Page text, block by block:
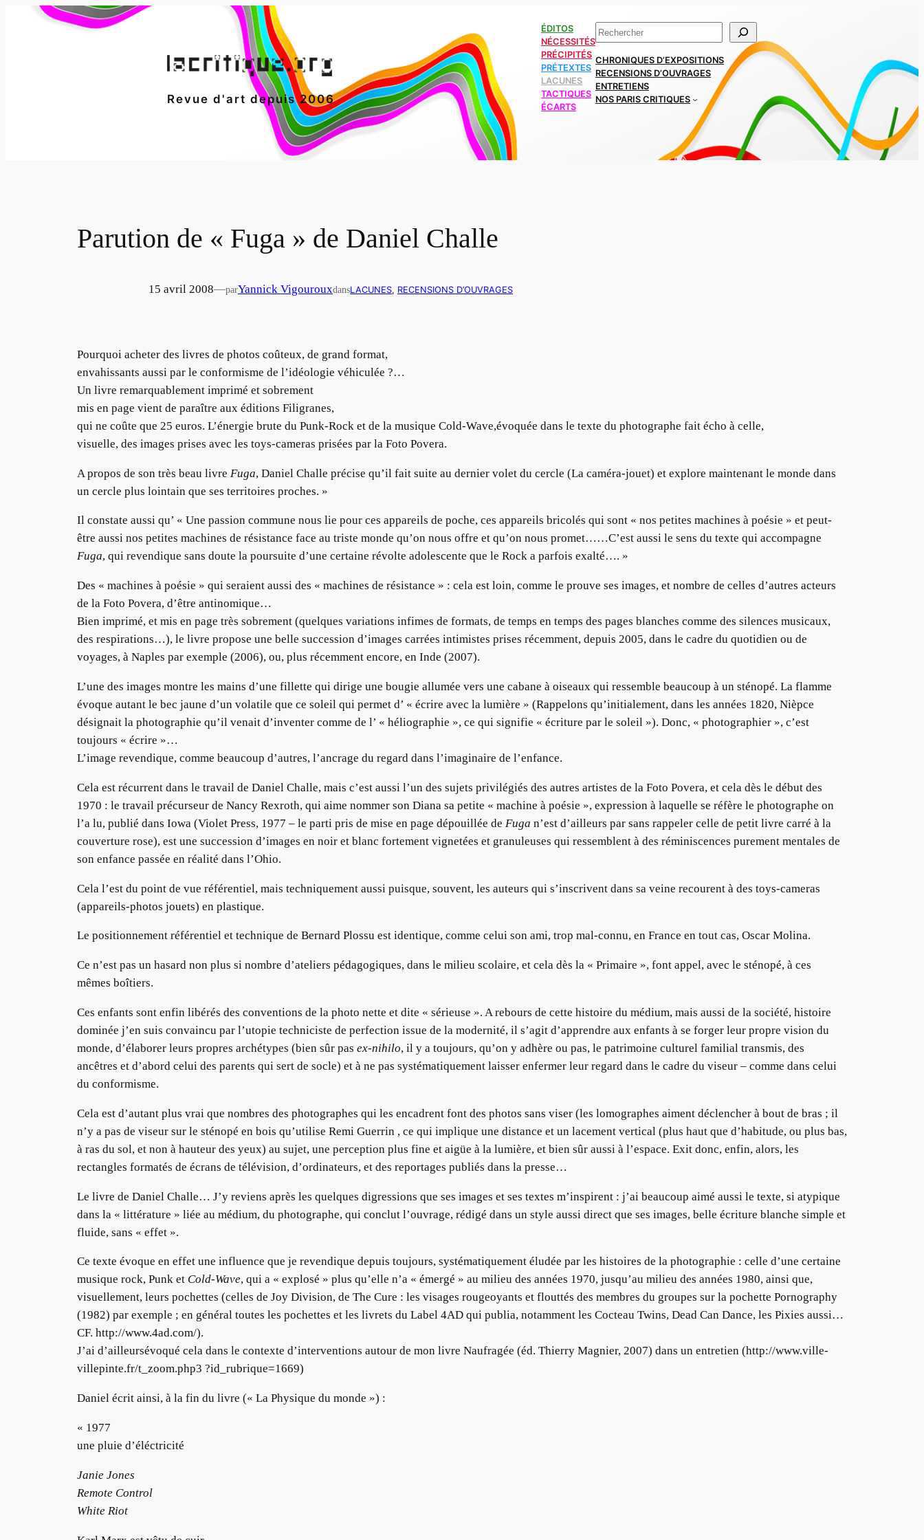
Revue d'art depuis 2006
ÉDITOS
NÉCESSITÉS
PRÉCIPITÉS
PRÉTEXTES
LACUNES
TACTIQUES
ÉCARTS
Rechercher
CHRONIQUES D’EXPOSITIONS
RECENSIONS D’OUVRAGES
ENTRETIENS
NOS PARIS CRITIQUES
Parution de « Fuga » de Daniel Challe
15 avril 2008—parYannick VigourouxdansLACUNES, RECENSIONS D’OUVRAGES
Pourquoi acheter des livres de photos coûteux, de grand format,
envahissants aussi par le conformisme de l’idéologie véhiculée ?…
Un livre remarquablement imprimé et sobrement
mis en page vient de paraître aux éditions Filigranes,
qui ne coûte que 25 euros. L’énergie brute du Punk-Rock et de la musique Cold-Wave,évoquée dans le texte du photographe fait écho à celle,
visuelle, des images prises avec les toys-cameras prisées par la Foto Povera.
A propos de son très beau livre Fuga, Daniel Challe précise qu’il fait suite au dernier volet du cercle (La caméra-jouet) et explore maintenant le monde dans
un cercle plus lointain que ses territoires proches. »
Il constate aussi qu’ « Une passion commune nous lie pour ces appareils de poche, ces appareils bricolés qui sont « nos petites machines à poésie » et peut-
être aussi nos petites machines de résistance face au triste monde qu’on nous offre et qu’on nous promet……C’est aussi le sens du texte qui accompagne
Fuga, qui revendique sans doute la poursuite d’une certaine révolte adolescente que le Rock a parfois exalté…. »
Des « machines à poésie » qui seraient aussi des « machines de résistance » : cela est loin, comme le prouve ses images, et nombre de celles d’autres acteurs
de la Foto Povera, d’être antinomique…
Bien imprimé, et mis en page très sobrement (quelques variations infimes de formats, de temps en temps des pages blanches comme des silences musicaux,
des respirations…), le livre propose une belle succession d’images carrées intimistes prises récemment, depuis 2005, dans le cadre du quotidien ou de
voyages, à Naples par exemple (2006), ou, plus récemment encore, en Inde (2007).
L’une des images montre les mains d’une fillette qui dirige une bougie allumée vers une cabane à oiseaux qui ressemble beaucoup à un sténopé. La flamme
évoque autant le bec jaune d’un volatile que ce soleil qui permet d’ « écrire avec la lumière » (Rappelons qu’initialement, dans les années 1820, Nièpce
désignait la photographie qu’il venait d’inventer comme de l’ « héliographie », ce qui signifie « écriture par le soleil »). Donc, « photographier », c’est
toujours « écrire »…
L’image revendique, comme beaucoup d’autres, l’ancrage du regard dans l’imaginaire de l’enfance.
Cela est récurrent dans le travail de Daniel Challe, mais c’est aussi l’un des sujets privilégiés des autres artistes de la Foto Povera, et cela dès le début des
1970 : le travail précurseur de Nancy Rexroth, qui aime nommer son Diana sa petite « machine à poésie », expression à laquelle se réfère le photographe on
l’a lu, publié dans Iowa (Violet Press, 1977 – le parti pris de mise en page dépouillée de Fuga n’est d’ailleurs par sans rappeler celle de petit livre carré à la
couverture rose), est une succession d’images en noir et blanc fortement vignetées et granuleuses qui ressemblent à des réminiscences purement mentales de
son enfance passée en réalité dans l’Ohio.
Cela l’est du point de vue référentiel, mais techniquement aussi puisque, souvent, les auteurs qui s’inscrivent dans sa veine recourent à des toys-cameras
(appareils-photos jouets) en plastique.
Le positionnement référentiel et technique de Bernard Plossu est identique, comme celui son ami, trop mal-connu, en France en tout cas, Oscar Molina.
Ce n’est pas un hasard non plus si nombre d’ateliers pédagogiques, dans le milieu scolaire, et cela dès la « Primaire », font appel, avec le sténopé, à ces
mêmes boîtiers.
Ces enfants sont enfin libérés des conventions de la photo nette et dite « sérieuse ». A rebours de cette histoire du médium, mais aussi de la société, histoire
dominée j’en suis convaincu par l’utopie techniciste de perfection issue de la modernité, il s’agit d’apprendre aux enfants à se forger leur propre vision du
monde, d’élaborer leurs propres archétypes (bien sûr pas ex-nihilo, il y a toujours, qu’on y adhère ou pas, le patrimoine culturel familial transmis, des
ancêtres et d’abord celui des parents qui sert de socle) et à ne pas systématiquement laisser enfermer leur regard dans le cadre du viseur – comme dans celui
du conformisme.
Cela est d’autant plus vrai que nombres des photographes qui les encadrent font des photos sans viser (les lomographes aiment déclencher à bout de bras ; il
n’y a pas de viseur sur le sténopé en bois qu’utilise Remi Guerrin , ce qui implique une distance et un lacement vertical (plus haut que d’habitude, ou plus bas,
à ras du sol, et non à hauteur des yeux) au sujet, une perception plus fine et aigüe à la lumière, et bien sûr aussi à l’espace. Exit donc, enfin, alors, les
rectangles formatés de écrans de télévision, d’ordinateurs, et des reportages publiés dans la presse…
Le livre de Daniel Challe… J’y reviens après les quelques digressions que ses images et ses textes m’inspirent : j’ai beaucoup aimé aussi le texte, si atypique
dans la « littérature » liée au médium, du photographe, qui conclut l’ouvrage, rédigé dans un style aussi direct que ses images, belle écriture blanche simple et
fluide, sans « effet ».
Ce texte évoque en effet une influence que je revendique depuis toujours, systématiquement éludée par les histoires de la photographie : celle d’une certaine
musique rock, Punk et Cold-Wave, qui a « explosé » plus qu’elle n’a « émergé » au milieu des années 1970, jusqu’au milieu des années 1980, ainsi que,
visuellement, leurs pochettes (celles de Joy Division, de The Cure : les visages rougeoyants et flouttés des membres du groupes sur la pochette Pornography
(1982) par exemple ; en général toutes les pochettes et les livrets du Label 4AD qui publia, notamment les Cocteau Twins, Dead Can Dance, les Pixies aussi…
CF. http://www.4ad.com/).
J’ai d’ailleursévoqué cela dans le contexte d’interventions autour de mon livre Naufragée (éd. Thierry Magnier, 2007) dans un entretien (http://www.ville-
villepinte.fr/t_zoom.php3 ?id_rubrique=1669)
Daniel écrit ainsi, à la fin du livre (« La Physique du monde ») :
« 1977
une pluie d’éléctricité
Janie Jones
Remote Control
White Riot